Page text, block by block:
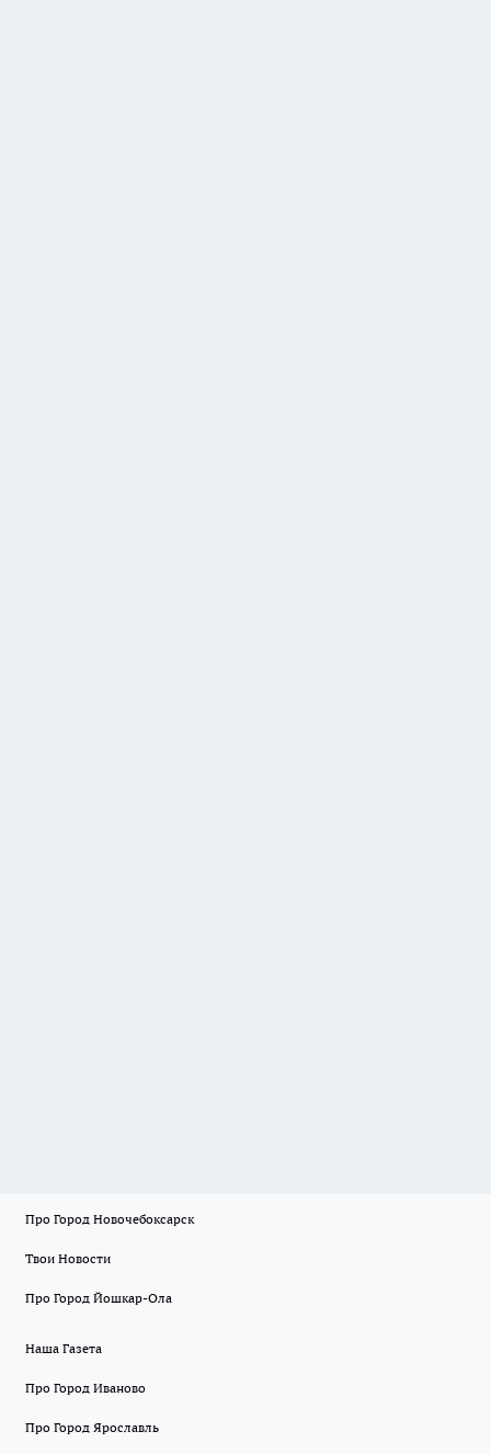
Про Город Новочебоксарск
Твои Новости
Про Город Йошкар-Ола
Наша Газета
Про Город Иваново
Про Город Ярославль